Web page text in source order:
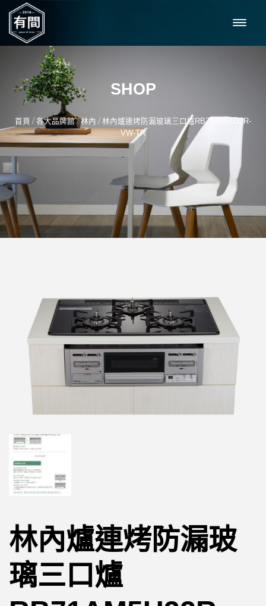
SHOP
首頁 / 各大品牌館/林內 / 林內爐連烤防漏玻璃三口爐RB71AM5U32R-
VW-TR
林內爐連烤防漏玻
璃三口爐